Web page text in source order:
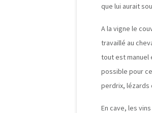
que lui aurait
A la vigne le
travaillé au
tout est manuel
possible pour
perdrix, lézards
En cave, les